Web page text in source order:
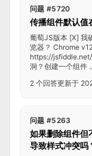
问题 #5720
传播组件默认值
葡萄JS版本 [X] 我
览器？ Chrome
https://
洞？创建一个组件
2 个回答更新于
问题 #5263
如果删除组件但
导致样式冲突吗